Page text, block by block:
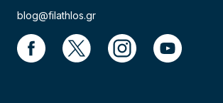
blog@filathlos.gr